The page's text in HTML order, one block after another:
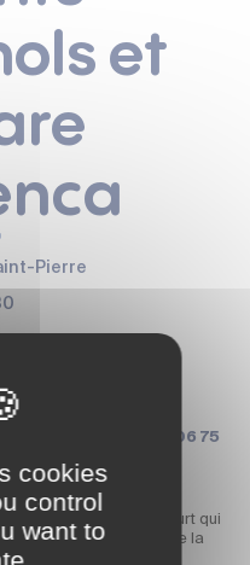
et
Pierre
-12 ans) Infos : 06 75
poétique et poignant
d’Eddy Maucourt qui
Paco Ibañez au sein de la
Saint-Pierre. Une
cookies
control
want to